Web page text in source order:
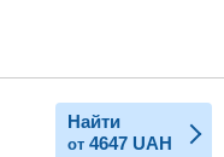
Найти
от 4647 UAH